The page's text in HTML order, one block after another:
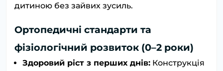
дитиною без зайвих зусиль.
Ортопедичні стандарти та
фізіологічний розвиток (0–2 роки)
Здоровий ріст з перших днів: Конструкція